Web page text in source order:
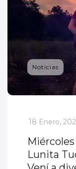
Noticias
_
18 Enero,
Lunita